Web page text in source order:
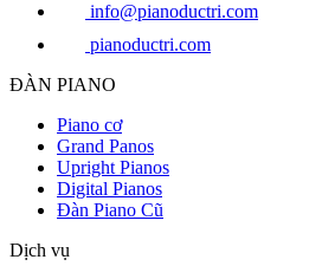
info@pianoductri.com
pianoductri.com
ĐÀN PIANO
Piano cơ
Grand Panos
Upright Pianos
Digital Pianos
Đàn Piano Cũ
Dịch vụ